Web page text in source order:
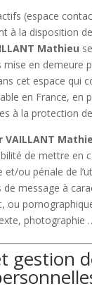
(espace
à la disposition
Mathieu
mise en demeure
cet espace qui
en France, en
à la protection
VAILLANT
de mettre en
et/ou pénale de
message à
ou
photographie
gestion